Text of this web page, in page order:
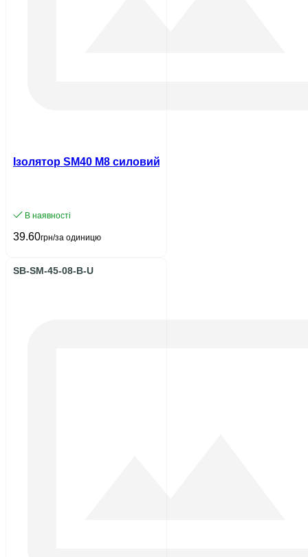
Ізолятор SM40 М8 силовий з болтом UEC
В наявності
39.60грн/за одиницю
SB-SM-45-08-B-U